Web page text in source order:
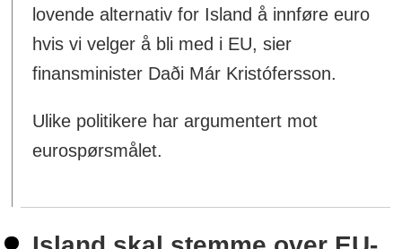
lovende alternativ for Island å innføre euro
hvis vi velger å bli med i EU, sier
finansminister Daði Már Kristófersson.
Ulike politikere har argumentert mot
eurospørsmålet.